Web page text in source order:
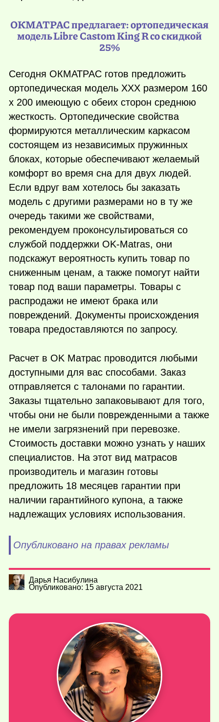
ОКМАТРАС предлагает: ортопедическая
модель Libre Castom King R со скидкой
25%
Сегодня ОКМАТРАС готов предложить
ортопедическая модель XXX размером 160
х 200 имеющую с обеих сторон среднюю
жесткость. Ортопедические свойства
формируются металлическим каркасом
состоящем из независимых пружинных
блоках, которые обеспечивают желаемый
комфорт во время сна для двух людей.
Если вдруг вам хотелось бы заказать
модель с другими размерами но в ту же
очередь такими же свойствами,
рекомендуем проконсультироваться со
службой поддержки OK-Matras, они
подскажут вероятность купить товар по
сниженным ценам, а также помогут найти
товар под ваши параметры. Товары с
распродажи не имеют брака или
повреждений. Документы происхождения
товара предоставляются по запросу.
Расчет в OK Матрас проводится любыми
доступными для вас способами. Заказ
отправляется с талонами по гарантии.
Заказы тщательно запаковывают для того,
чтобы они не были поврежденными а также
не имели загрязнений при перевозке.
Стоимость доставки можно узнать у наших
специалистов. На этот вид матрасов
производитель и магазин готовы
предложить 18 месяцев гарантии при
наличии гарантийного купона, а также
надлежащих условиях использования.
Опубликовано на правах рекламы
Дарья Насибулина
Опубликовано: 15 августа 2021